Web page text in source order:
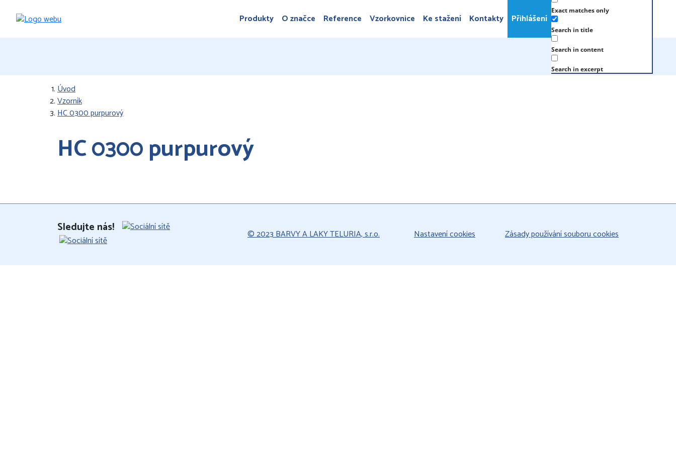
Produkty O značce Reference Vzorkovnice Ke stažení Kontakty Přihlášení
Exact matches only
Search in title
Search in content
Search in excerpt
Úvod
Vzorník
HC 0300 purpurový
HC 0300 purpurový
Sledujte nás! © 2023 BARVY A LAKY TELURIA, s.r.o. Nastavení cookies Zásady používání souboru cookies